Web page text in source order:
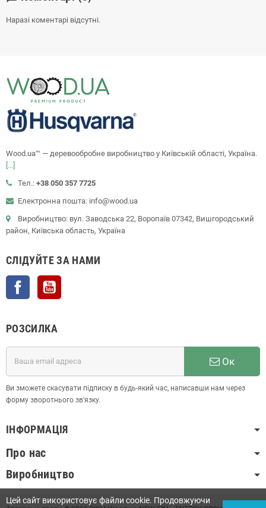
Наразі коментарі відсутні.
Wood.ua™ — деревообробне виробництво у Київській області, Україна.
[...]
Тел.: +38 050 357 7725
Електронна пошта: info@wood.ua
Виробництво: вул. Заводська 22, Воропаїв 07342, Вишгородський
район, Київська область, Україна
СЛІДУЙТЕ ЗА НАМИ
Facebook
РОЗСИЛКА
Ок
Ви зможете скасувати підписку в будь-який час, написавши нам через
форму зворотнього зв'язку.
ІНФОРМАЦІЯ
Про нас
Виробництво
Цей сайт використовує файли cookie. Продовжуючи